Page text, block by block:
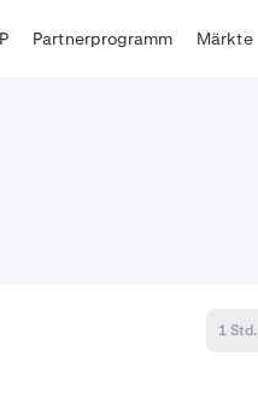
Partnerprogramm Märkte
1 Std.